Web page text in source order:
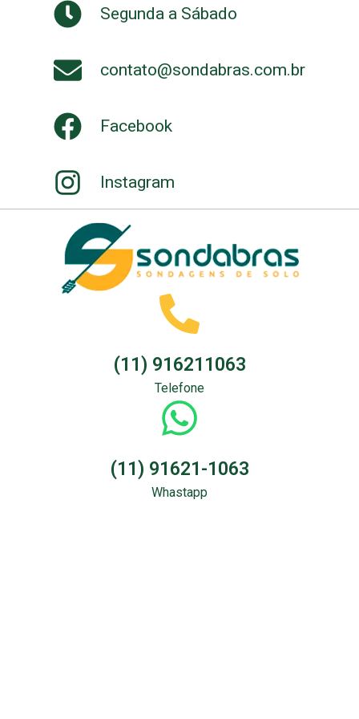
Segunda a Sábado
contato@sondabras.com.br
Facebook
Instagram
(11) 916211063
Telefone
(11) 91621-1063
Whastapp